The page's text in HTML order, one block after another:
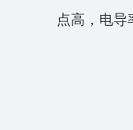
点高，电导